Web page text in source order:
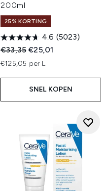
200ml
25% KORTING
4.6 (5023)
Recommended Retail Price:
€33,35Huidige prijs:
€25,01
€125,05 per L
SNEL KOPEN